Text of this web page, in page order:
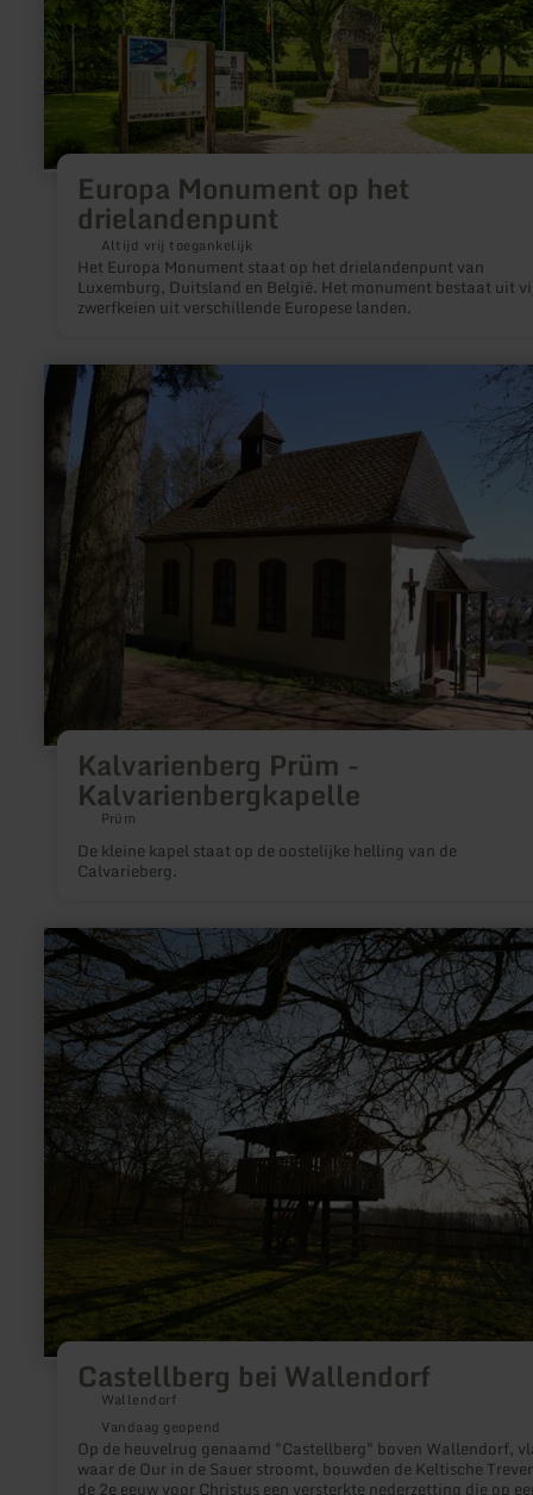
Europa Monument op het
drielandenpunt
Altijd vrij toegankelijk
Het Europa Monument staat op het drielandenpunt van
Luxemburg, Duitsland en België. Het monument bestaat uit
zwerfkeien uit verschillende Europese landen.
Kalvarienberg Prüm -
Kalvarienbergkapelle
Prüm
De kleine kapel staat op de oostelijke helling van de
Calvarieberg.
meer
informatie
over:
Kalvarienberg
Prüm
Kalvarienbergkapelle
Castellberg bei Wallendorf
Wallendorf
Vandaag geopend
Op de heuvelrug genaamd "Castellberg" boven Wallendorf,
waar de Our in de Sauer stroomt, bouwden de Keltische
de 2e eeuw voor Christus een versterkte nederzetting die op
meer
informatie
over:
Castellberg
bei
Wallendorf